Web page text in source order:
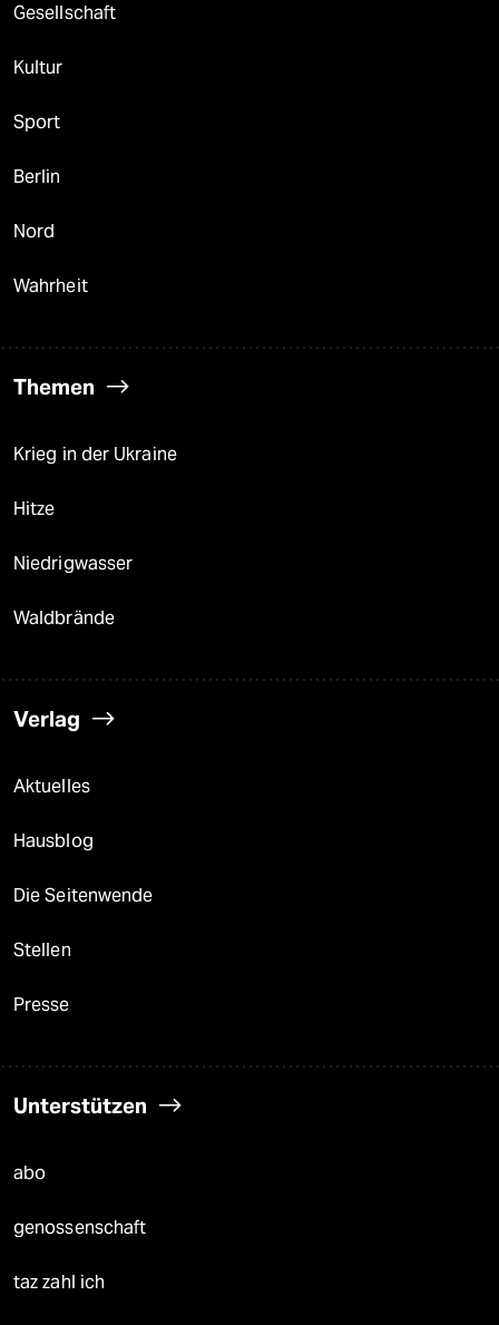
Gesellschaft
Kultur
Sport
Berlin
Nord
Wahrheit
Themen
Krieg in der Ukraine
Hitze
Niedrigwasser
Waldbrände
Verlag
Aktuelles
Hausblog
Die Seitenwende
Stellen
Presse
Unterstützen
abo
genossenschaft
taz zahl ich